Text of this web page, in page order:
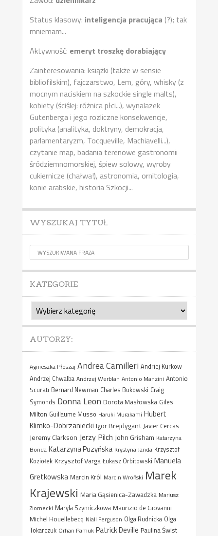
Status klasowy: inteligencja pracująca (?); tak
mniemam...
Aktywność: emeryt troszkę dorabiający
Zainteresowania: książki (także w sensie
bibliofilskim), fajczarstwo, Lem, góry, whisky (z
mocnym naciskiem na szkockie single malts),
kobiety (ściślej: różnica płci...), wynalazek
Gutenberga i jego rozliczne konsekwencje,
polityka (analityka, doktryny, demokracja,
parlamentaryzm, Tocqueville, Machiavelli...),
czytanie map, badania terenowe gastronomii
śródziemnomorskiej, śpiew solowy, wyroby
cukiernicze (chałwa!), astronomia, ornitologia,
konie arabskie, historia Szkocji...
WYSZUKAJ TYTUŁ
KATEGORIE
Kategorie
AUTORZY:
Agnieszka Płoszaj Andrea Camilleri Andriej Kurkow
Andrzej Chwalba Andrzej Werblan Antonio Manzini Antonio
Scurati Bernard Newman Charles Bukowski Craig
Symonds Donna Leon Dorota Masłowska Giles
Milton Guillaume Musso Haruki Murakami Hubert
Klimko-Dobrzaniecki Igor Brejdygant Javier Cercas
Jeremy Clarkson Jerzy Pilch John Grisham Katarzyna
Bonda Katarzyna Puzyńska Krystyna Janda Krzysztof
Koziołek Krzysztof Varga Łukasz Orbitowski Manuela
Gretkowska Marcin Król Marcin Wroński Marek
Krajewski Maria Gąsienica-Zawadzka Mariusz
Ziomecki Maryla Szymiczkowa Maurizio de Giovanni
Michel Houellebecq Niall Ferguson Olga Rudnicka Olga
Tokarczuk Orhan Pamuk Patrick Deville Paulina Świst